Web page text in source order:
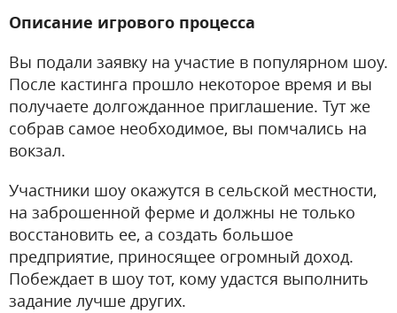
Описание игрового процесса
Вы подали заявку на участие в популярном шоу.
После кастинга прошло некоторое время и вы
получаете долгожданное приглашение. Тут же
собрав самое необходимое, вы помчались на
вокзал.
Участники шоу окажутся в сельской местности,
на заброшенной ферме и должны не только
восстановить ее, а создать большое
предприятие, приносящее огромный доход.
Побеждает в шоу тот, кому удастся выполнить
задание лучше других.